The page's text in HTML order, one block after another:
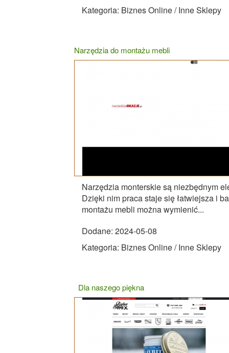
Kategoria: Biznes Online / Inne Sklepy
Narzędzia do montażu mebli
Narzędzia monterskie są niezbędnym
Dzięki nim praca staje się łatwiejsza i
montażu mebli można wymienić...
Dodane: 2024-05-08
Kategoria: Biznes Online / Inne Sklepy
Dla naszego piękna